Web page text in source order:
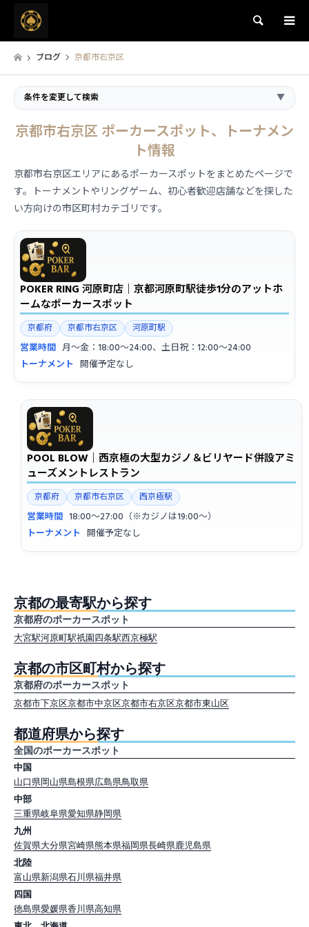
検索
ブログ 京都市右京区
条件を変更して検索 ▼
京都市右京区 ポーカースポット、トーナメン
ト情報
京都市右京区エリアにあるポーカースポットをまとめたページで
す。トーナメントやリングゲーム、初心者歓迎店舗などを探した
い方向けの市区町村カテゴリです。
POKER RING 河原町店｜京都河原町駅徒歩1分のアットホ
ームなポーカースポット
京都府 京都市右京区 河原町駅
営業時間 月〜金：18:00〜24:00、土日祝：12:00〜24:00
トーナメント 開催予定なし
POOL BLOW｜西京極の大型カジノ＆ビリヤード併設アミ
ューズメントレストラン
京都府 京都市右京区 西京極駅
営業時間 18:00〜27:00（※カジノは19:00〜）
トーナメント 開催予定なし
京都の最寄駅から探す
京都府のポーカースポット
大宮駅河原町駅祇園四条駅西京極駅
京都の市区町村から探す
京都府のポーカースポット
京都市下京区京都市中京区京都市右京区京都市東山区
都道府県から探す
全国のポーカースポット
中国
山口県岡山県島根県広島県鳥取県
中部
三重県岐阜県愛知県静岡県
九州
佐賀県大分県宮崎県熊本県福岡県長崎県鹿児島県
北陸
富山県新潟県石川県福井県
四国
徳島県愛媛県香川県高知県